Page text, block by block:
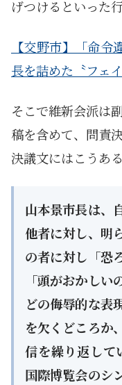
げつけるといった
【交野市】「命
長を詰めた〝フェ
そこで維新会派は
稿を含めて、問責
決議文にはこうある
山本景市長は、
他者に対し、明
の者に対し「恐
「頭がおかし
どの侮辱的な表
を欠くどころか
信を繰り返して
国際博覧会のシ